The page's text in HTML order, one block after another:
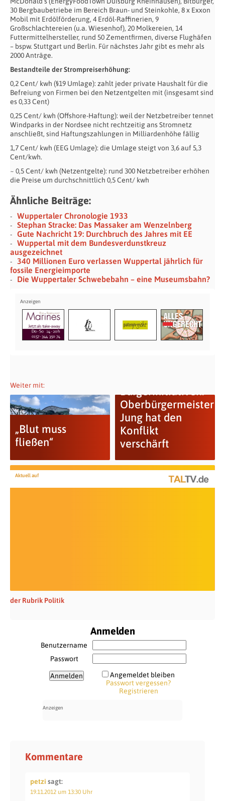
30 Bergbaubetriebe im Bereich Braun- und Steinkohle, 8 x Exxon
Mobil mit Erdölförderung, 4 Erdöl-Raffinerien, 9
Großschlachtereien (u.a. Wiesenhof), 20 Molkereien, 14
Futtermittelhersteller, rund 50 Zementfirmen, diverse Flughäfen
– bspw. Stuttgart und Berlin. Für nächstes Jahr gibt es mehr als
2000 Anträge.
Bestandteile der Strompreiserhöhung:
0,2 Cent/ kwh (§19 Umlage): zahlt jeder private Haushalt für die
Befreiung von Firmen bei den Netzentgelten mit (insgesamt sind
es 0,33 Cent)
0,25 Cent/ kwh (Offshore-Haftung): weil der Netzbetreiber tennet
Windparks in der Nordsee nicht rechtzeitig ans Stromnetz
anschließt, sind Haftungszahlungen in Milliardenhöhe fällig
1,7 Cent/ kwh (EEG Umlage): die Umlage steigt von 3,6 auf 5,3
Cent/kwh.
~ 0,5 Cent/ kwh (Netzentgelte): rund 300 Netzbetreiber erhöhen
die Preise um durchschnittlich 0,5 Cent/ kwh
Ähnliche Beiträge:
Wuppertaler Chronologie 1933
Stephan Stracke: Das Massaker am Wenzelnberg
Gute Nachricht 19: Durchbruch des Jahres mit EE
Wuppertal mit dem Bundesverdunstkreuz
ausgezeichnet
340 Millionen Euro verlassen Wuppertal jährlich für
fossile Energieimporte
Die Wuppertaler Schwebebahn – eine Museumsbahn?
Weiter mit:
„Blut muss
fließen“
Bürgerinitiativen:
Oberbürgermeister
Jung hat den
Konflikt
verschärft
Aktuell auf
der Rubrik Politik
Anmelden
Benutzername
Passwort
Angemeldet bleiben
Passwort vergessen?
Registrieren
Kommentare
petzi sagt:
19.11.2012 um 13:30 Uhr